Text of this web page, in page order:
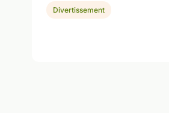
Divertissement